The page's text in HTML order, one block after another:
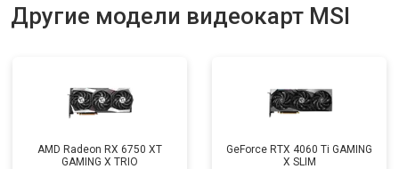
Другие модели видеокарт MSI
AMD Radeon RX 6750 XT
GAMING X TRIO
GeForce RTX 4060 Ti GAMING
X SLIM